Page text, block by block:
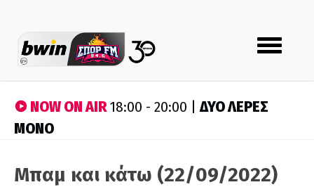
Toggle
navigation
NOW ON AIR18:00 - 20:00 |ΔΥΟ ΛΕΡΕΣ
ΜΟΝΟ
Μπαμ και κάτω (22/09/2022)